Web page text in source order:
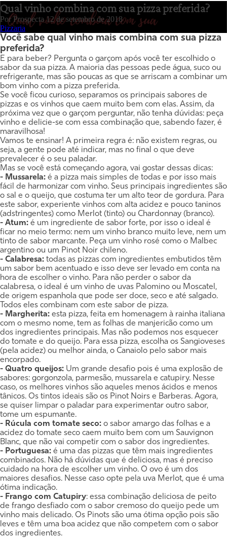
Qual vinho combina com sua pizza preferida?
PorProspecta 12 de setembro de 2018
Pizzaria
Você sabe qual vinho mais combina com sua pizza
preferida?
E para beber? Pergunta o garçom após você ter escolhido o
sabor da sua pizza. A maioria das pessoas pede água, suco ou
refrigerante, mas são poucas as que se arriscam a combinar um
bom vinho com a pizza preferida.
Se você ficou curioso, separamos os principais sabores de
pizzas e os vinhos que caem muito bem com elas. Assim, da
próxima vez que o garçom perguntar, não tenha dúvidas: peça
vinho e delicie-se com essa combinação que, sabendo fazer, é
maravilhosa!
Vamos te ensinar! A primeira regra é: não existem regras, ou
seja, a gente pode até indicar, mas no final o que deve
prevalecer é o seu paladar.
Mas se você está começando agora, vai gostar dessas dicas:
- Mussarela: é a pizza mais simples de todas e por isso mais
fácil de harmonizar com vinho. Seus principais ingredientes são
o sal e o queijo, que costuma ter um alto teor de gordura. Para
este sabor, experiente vinhos com alta acidez e pouco taninos
(adstringentes) como Merlot (tinto) ou Chardonnay (branco).
- Atum: é um ingrediente de sabor forte, por isso o ideal é
ficar no meio termo: nem um vinho branco muito leve, nem um
tinto de sabor marcante. Peça um vinho rosé como o Malbec
argentino ou um Pinot Noir chileno.
- Calabresa: todas as pizzas com ingredientes embutidos têm
um sabor bem acentuado e isso deve ser levado em conta na
hora de escolher o vinho. Para não perder o sabor da
calabresa, o ideal é um vinho de uvas Palomino ou Moscatel,
de origem espanhola que pode ser doce, seco e até salgado.
Todos eles combinam com este sabor de pizza.
- Margherita: esta pizza, feita em homenagem à rainha italiana
com o mesmo nome, tem as folhas de manjericão como um
dos ingredientes principais. Mas não podemos nos esquecer
do tomate e do queijo. Para essa pizza, escolha os Sangioveses
(pela acidez) ou melhor ainda, o Canaiolo pelo sabor mais
encorpado.
- Quatro queijos: Um grande desafio pois é uma explosão de
sabores: gorgonzola, parmesão, mussarela e catupiry. Nesse
caso, os melhores vinhos são aqueles menos ácidos e menos
tânicos. Os tintos ideais são os Pinot Noirs e Barberas. Agora,
se quiser limpar o paladar para experimentar outro sabor,
tome um espumante.
- Rúcula com tomate seco: o sabor amargo das folhas e a
acidez do tomate seco caem muito bem com um Sauvignon
Blanc, que não vai competir com o sabor dos ingredientes.
- Portuguesa: é uma das pizzas que têm mais ingredientes
combinados. Não há dúvidas que é deliciosa, mas é preciso
cuidado na hora de escolher um vinho. O ovo é um dos
maiores desafios. Nesse caso opte pela uva Merlot, que é uma
ótima indicação.
- Frango com Catupiry: essa combinação deliciosa de peito
de frango desfiado com o sabor cremoso do queijo pede um
vinho mais delicado. Os Pinots são uma ótima opção pois são
leves e têm uma boa acidez que não competem com o sabor
dos ingredientes.